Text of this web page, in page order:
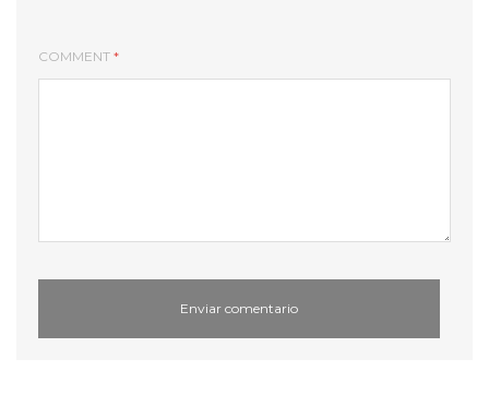
COMMENT *